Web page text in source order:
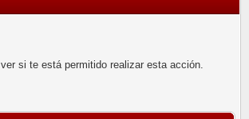
si te está permitido realizar esta acción.